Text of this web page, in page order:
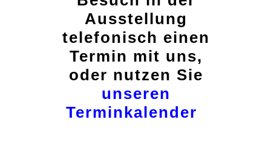
Ausstellung
telefonisch einen
Termin mit uns,
oder nutzen Sie
unseren
Terminkalender